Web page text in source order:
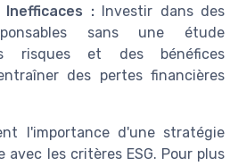
Inefficaces :Investir dans des
sans une étude
risques et des bénéfices
des pertes financières
l'importance d'une stratégie
avec les critères ESG. Pour plus